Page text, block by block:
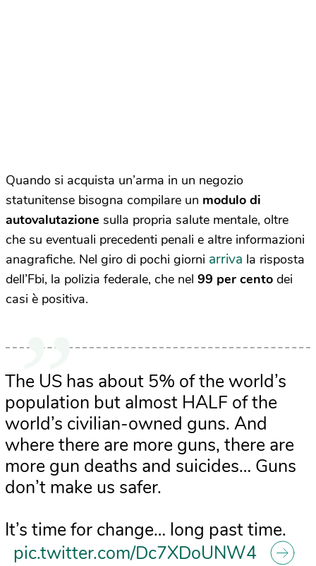
Quando si acquista un’arma in un negozio
statunitense bisogna compilare un modulo di
autovalutazione sulla propria salute mentale, oltre
che su eventuali precedenti penali e altre informazioni
anagrafiche. Nel giro di pochi giorni arriva la risposta
dell’Fbi, la polizia federale, che nel 99 per cento dei
casi è positiva.
The US has about 5% of the world’s
population but almost HALF of the
world’s civilian-owned guns. And
where there are more guns, there are
more gun deaths and suicides… Guns
don’t make us safer.
It’s time for change… long past time.
pic.twitter.com/Dc7XDoUNW4